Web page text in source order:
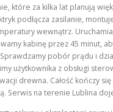
które za kilka lat planują
podłącza zasilanie,
wewnątrz.
kabinę przez 45 minut,
pobór prądu i
użytkownika z obsługi
drewna. Całość kończy
Serwis na terenie Lublina